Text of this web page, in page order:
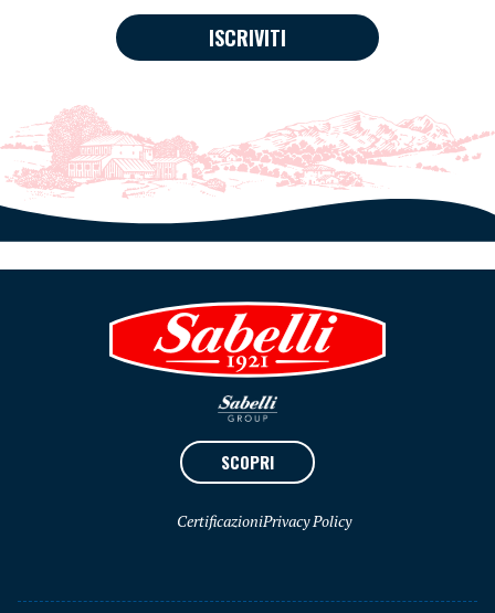
ISCRIVITI
SCOPRI
CertificazioniPrivacy Policy